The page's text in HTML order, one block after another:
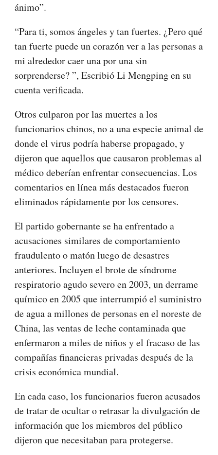
ánimo”.
“Para ti, somos ángeles y tan fuertes. ¿Pero qué
tan fuerte puede un corazón ver a las personas a
mi alrededor caer una por una sin
sorprenderse? ”, Escribió Li Mengping en su
cuenta verificada.
Otros culparon por las muertes a los
funcionarios chinos, no a una especie animal de
donde el virus podría haberse propagado, y
dijeron que aquellos que causaron problemas al
médico deberían enfrentar consecuencias. Los
comentarios en línea más destacados fueron
eliminados rápidamente por los censores.
El partido gobernante se ha enfrentado a
acusaciones similares de comportamiento
fraudulento o matón luego de desastres
anteriores. Incluyen el brote de síndrome
respiratorio agudo severo en 2003, un derrame
químico en 2005 que interrumpió el suministro
de agua a millones de personas en el noreste de
China, las ventas de leche contaminada que
enfermaron a miles de niños y el fracaso de las
compañías financieras privadas después de la
crisis económica mundial.
En cada caso, los funcionarios fueron acusados ​​
de tratar de ocultar o retrasar la divulgación de
información que los miembros del público
dijeron que necesitaban para protegerse.